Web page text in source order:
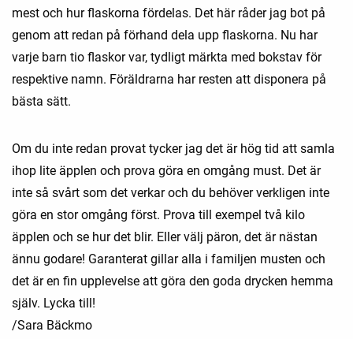
mest och hur flaskorna fördelas. Det här råder jag bot på
genom att redan på förhand dela upp flaskorna. Nu har
varje barn tio flaskor var, tydligt märkta med bokstav för
respektive namn. Föräldrarna har resten att disponera på
bästa sätt.
Om du inte redan provat tycker jag det är hög tid att samla
ihop lite äpplen och prova göra en omgång must. Det är
inte så svårt som det verkar och du behöver verkligen inte
göra en stor omgång först. Prova till exempel två kilo
äpplen och se hur det blir. Eller välj päron, det är nästan
ännu godare! Garanterat gillar alla i familjen musten och
det är en fin upplevelse att göra den goda drycken hemma
själv. Lycka till!
/Sara Bäckmo